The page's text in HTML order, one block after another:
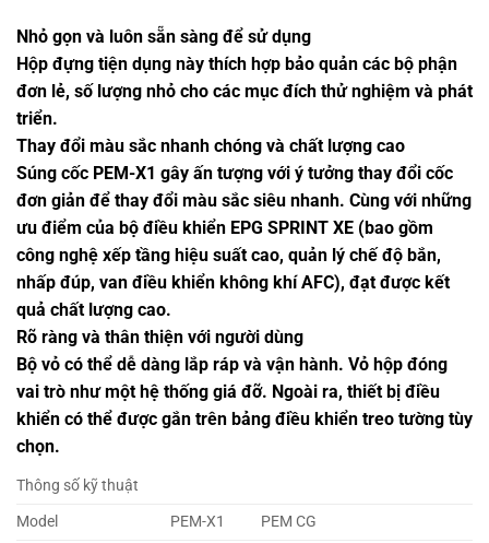
Nhỏ gọn và luôn sẵn sàng để sử dụng
Hộp đựng tiện dụng này thích hợp bảo quản các bộ phận
đơn lẻ, số lượng nhỏ cho các mục đích thử nghiệm và phát
triển.
Thay đổi màu sắc nhanh chóng và chất lượng cao
Súng cốc PEM-X1 gây ấn tượng với ý tưởng thay đổi cốc
đơn giản để thay đổi màu sắc siêu nhanh. Cùng với những
ưu điểm của bộ điều khiển EPG SPRINT XE (bao gồm
công nghệ xếp tầng hiệu suất cao, quản lý chế độ bắn,
nhấp đúp, van điều khiển không khí AFC), đạt được kết
quả chất lượng cao.
Rõ ràng và thân thiện với người dùng
Bộ vỏ có thể dễ dàng lắp ráp và vận hành. Vỏ hộp đóng
vai trò như một hệ thống giá đỡ. Ngoài ra, thiết bị điều
khiển có thể được gắn trên bảng điều khiển treo tường tùy
chọn.
Thông số kỹ thuật
Model
PEM-X1
PEM CG